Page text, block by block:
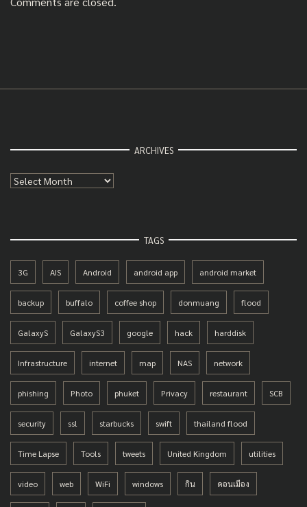
ARCHIVES
Archives
TAGS
3G AIS Android android app android market
backup buffalo coffee shop donmuang flood
GalaxyS GalaxyS3 google hack harddisk
Infrastructure internet map NAS network
phishing Photo phuket Privacy restaurant SCB
security ssl starbucks swift thailand flood
Time Lapse Tools tweets United Kingdom utilities
video web WiFi windows กิน ดอนเมือง